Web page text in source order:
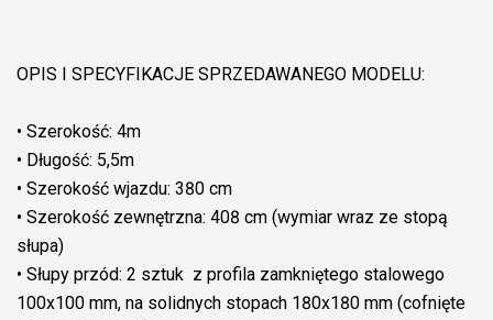
OPIS I SPECYFIKACJE SPRZEDAWANEGO MODELU:
• Szerokość: 4m
• Długość: 5,5m
• Szerokość wjazdu: 380 cm
• Szerokość zewnętrzna: 408 cm (wymiar wraz ze stopą
słupa)
• Słupy przód: 2 sztuk z profila zamkniętego stalowego
100x100 mm, na solidnych stopach 180x180 mm (cofnięte